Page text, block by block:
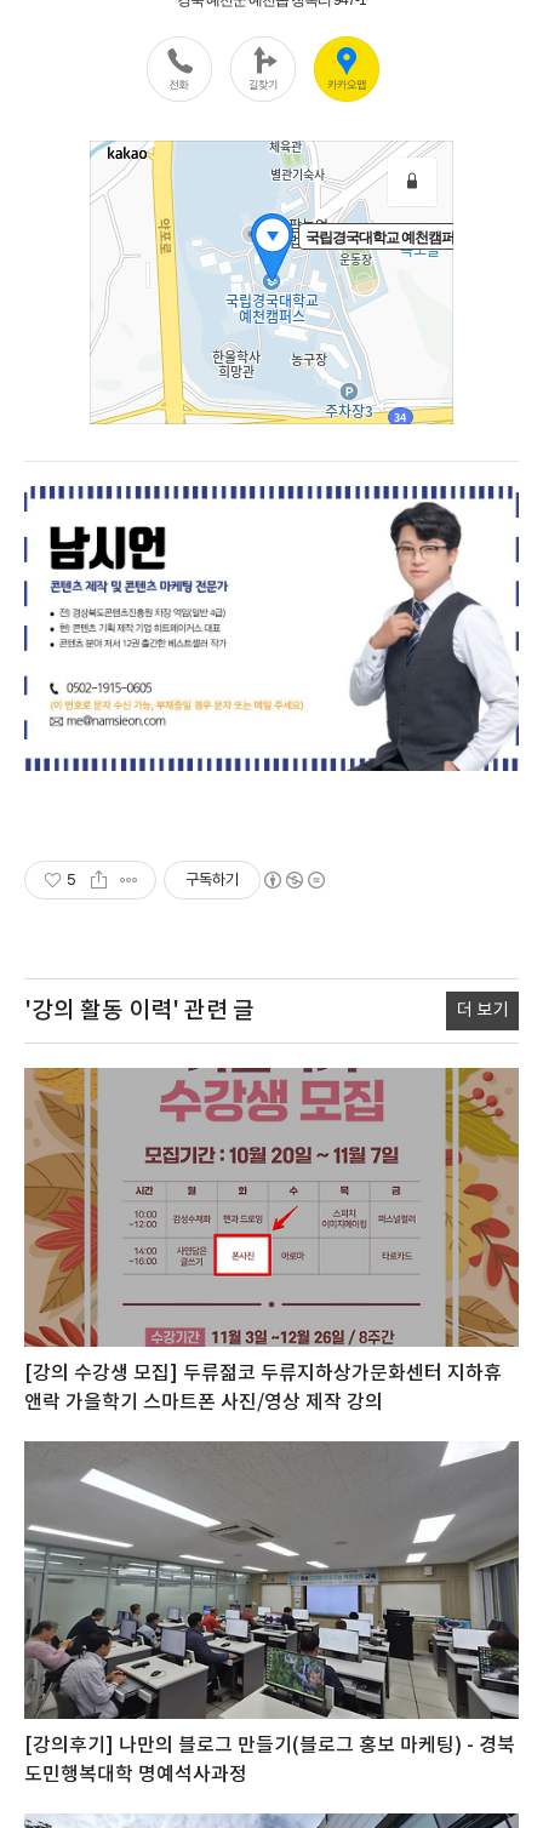
5 구독하기
'강의 활동 이력' 관련 글 더 보기
[강의 수강생 모집] 두류젊코 두류지하상가문화센터 지하휴
앤락 가을학기 스마트폰 사진/영상 제작 강의
[강의후기] 나만의 블로그 만들기(블로그 홍보 마케팅) - 경북
도민행복대학 명예석사과정